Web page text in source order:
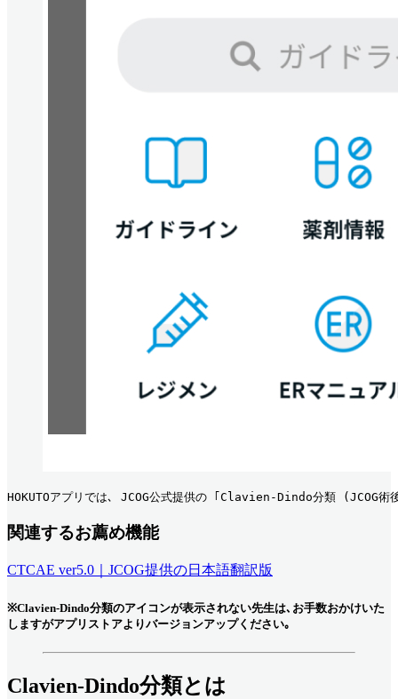
HOKUTOアプリでは､ JCOG公式提供の ｢Clavien-Dindo分類 (JCOG術
関連するお薦め機能
CTCAE ver5.0｜JCOG提供の日本語翻訳版
※Clavien-Dindo分類のアイコンが表示されない先生は､お手数おかけいた
しますがアプリストアよりバージョンアップください｡
Clavien-Dindo分類とは